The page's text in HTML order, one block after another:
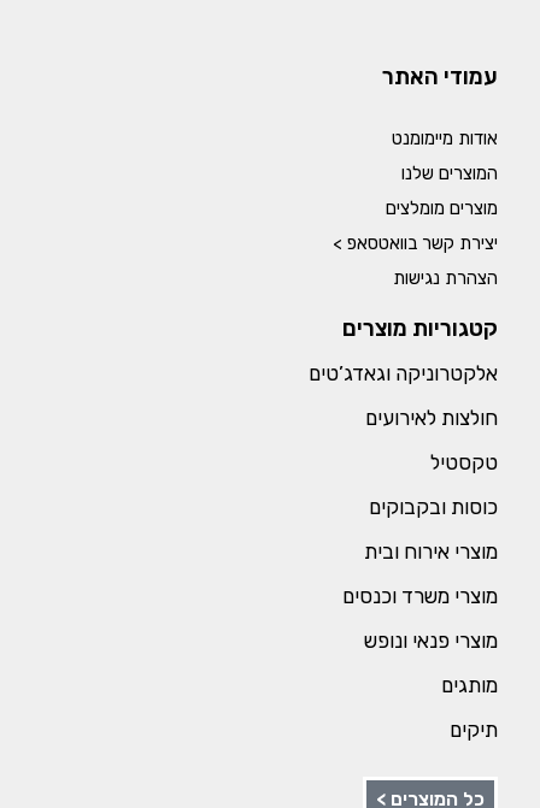
עמודי האתר
אודות מיימומנט
המוצרים שלנו
מוצרים מומלצים
יצירת קשר בוואטסאפ >
הצהרת נגישות
קטגוריות מוצרים
אלקטרוניקה וגאדג’טים
חולצות לאירועים
טקסטיל
כוסות ובקבוקים
מוצרי אירוח ובית
מוצרי משרד וכנסים
מוצרי פנאי ונופש
מותגים
תיקים
כל המוצרים >